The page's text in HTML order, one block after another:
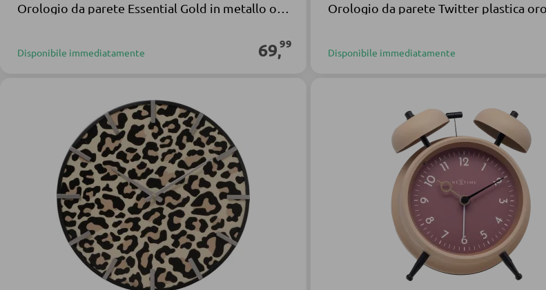
Disponibile immediatamente 69,99
Orologio da parete Twitter plastica
Disponibile immediatamente